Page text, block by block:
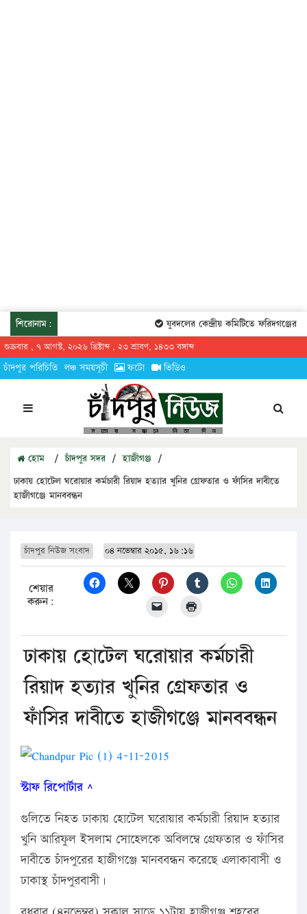
শিরোনাম: যুবদলের কেন্দ্রীয় কমিটিতে ফরিদগঞ্জের
শুক্রবার , ৭ আগস্ট, ২০২৬ খ্রিষ্টাব্দ , ২৩ শ্রাবণ, ১৪৩৩ বঙ্গাব্দ
চাঁদপুর পরিচিতি লঞ্চ সময়সূচী ফটো ভিডিও
হোম / চাঁদপুর সদর / হাজীগঞ্জ /
ঢাকায় হোটেল ঘরোয়ার কর্মচারী রিয়াদ হত্যার খুনির গ্রেফতার ও ফাঁসির দাবীতে
হাজীগঞ্জে মানববন্ধন
চাঁদপুর নিউজ সংবাদ ০৪ নভেম্বার ২০১৫, ১৬:১৬
শেয়ার
করুন:
ঢাকায় হোটেল ঘরোয়ার কর্মচারী
রিয়াদ হত্যার খুনির গ্রেফতার ও
ফাঁসির দাবীতে হাজীগঞ্জে মানববন্ধন
স্টাফ রিপোর্টার ^
গুলিতে নিহত ঢাকায় হোটেল ঘরোয়ার কর্মচারী রিয়াদ হত্যার
খুনি আরিফুল ইসলাম সোহেলকে অবিলম্বে গ্রেফতার ও ফাঁসির
দাবীতে চাঁদপুরের হাজীগঞ্জে মানববন্ধন করেছে এলাকাবাসী ও
ঢাকাস্থ চাঁদপুরবাসী।